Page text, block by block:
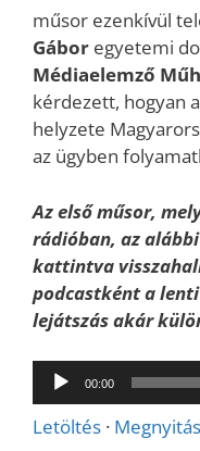
műsor ezenkívül
Gábor egyetemi
Médiaelemző
kérdezett, hogyan
helyzete
az ügyben
Az első műsor,
rádióban, az
kattintva
podcastként a
lejátszás akár
Audió
lejátszó
00:00
Letöltés ·